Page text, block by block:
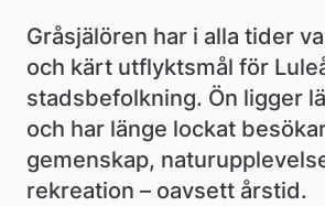
Gråsjälören har i alla tider
och kärt utflyktsmål för
stadsbefolkning. Ön ligger
och har länge lockat
gemenskap,
rekreation – oavsett årstid.